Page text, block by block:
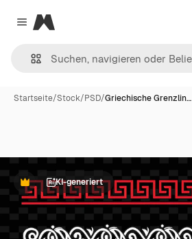
Close menu
Magnific
Startseite/Stock/PSD/Griechische Grenzlin…
PremiumKI-generiert